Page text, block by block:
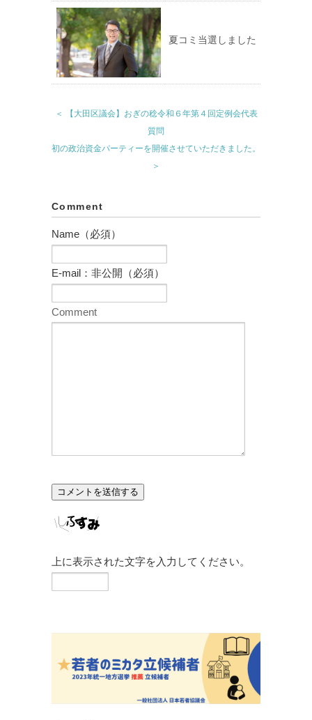
夏コミ当選しました
＜ 【大田区議会】おぎの稔令和６年第４回定例会代表
質問
初の政治資金パーティーを開催させていただきました。
＞
Comment
Name（必須）
E-mail：非公開（必須）
Comment
上に表示された文字を入力してください。